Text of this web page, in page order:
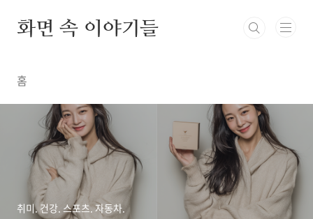
화면 속 이야기들
홈
취미. 건강. 스포츠. 자동차.